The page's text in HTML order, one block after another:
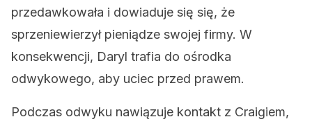
przedawkowała i dowiaduje się się, że
sprzeniewierzył pieniądze swojej firmy. W
konsekwencji, Daryl trafia do ośrodka
odwykowego, aby uciec przed prawem.
Podczas odwyku nawiązuje kontakt z Craigiem,